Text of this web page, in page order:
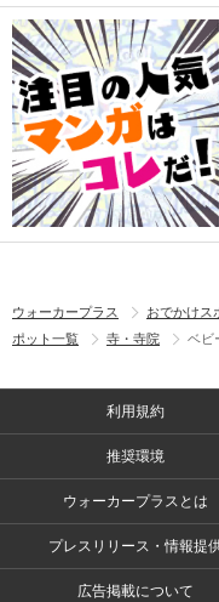
ウォーカープラス おでかけス
ポット一覧
寺・寺院 ベビ
利用規約
推奨環境
ウォーカープラスとは
プレスリリース・情報提
広告掲載について